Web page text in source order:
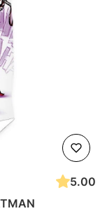
5.00